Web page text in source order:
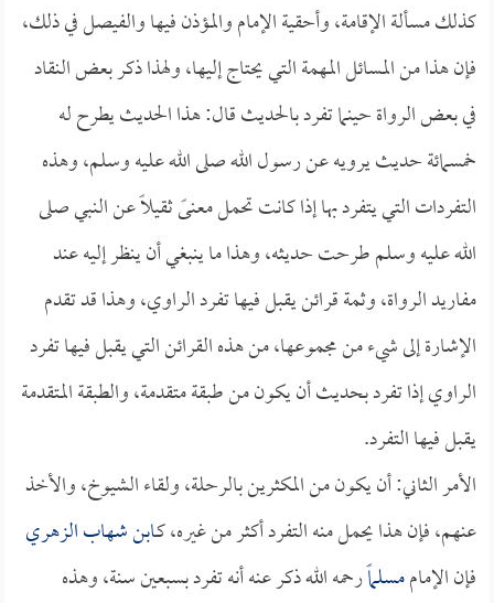
كذلك مسألة الإقامة، وأحقية الإمام والمؤذن فيها والفيصل في ذلك،
فإن هذا من المسائل المهمة التي يحتاج إليها، ولهذا ذكر بعض النقاد
في بعض الرواة حينما تفرد بالحديث قال: هذا الحديث يطرح له
خمسمائة حديث يرويه عن رسول الله صلى الله عليه وسلم، وهذه
التفردات التي يتفرد بها إذا كانت تحمل معنىً ثقيلاً عن النبي صلى
الله عليه وسلم طرحت حديثه، وهذا ما ينبغي أن ينظر إليه عند
مفاريد الرواة، وثمة قرائن يقبل فيها تفرد الراوي، وهذا قد تقدم
الإشارة إلى شيء من مجموعها، من هذه القرائن التي يقبل فيها تفرد
الراوي إذا تفرد بحديث أن يكون من طبقة متقدمة، والطبقة المتقدمة
يقبل فيها التفرد.
الأمر الثاني: أن يكون من المكثرين بالرحلة، ولقاء الشيوخ، والأخذ
عنهم، فإن هذا يحمل منه التفرد أكثر من غيره، كـابن شهاب الزهري
فإن الإماممسلماًرحمه الله ذكر عنه أنه تفرد بسبعين سنة، وهذه